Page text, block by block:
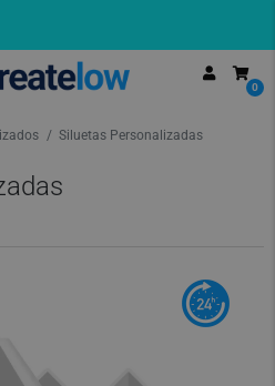
0
Siluetas Personalizadas